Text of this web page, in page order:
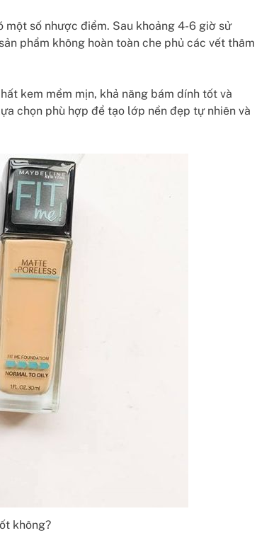
một số nhược điểm. Sau khoảng 4-6 giờ sử
phẩm không hoàn toàn che phủ các vết thâm
kem mềm mịn, khả năng bám dính tốt và
chọn phù hợp để tạo lớp nền đẹp tự nhiên và
không?